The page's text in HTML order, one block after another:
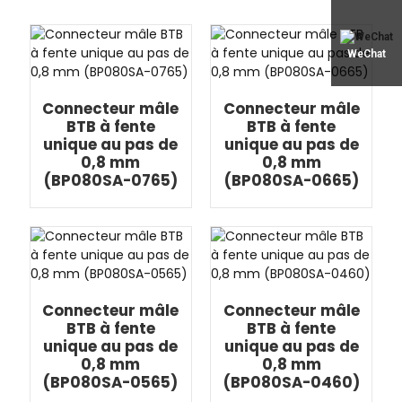
WeChat
Connecteur mâle
BTB à fente
unique au pas de
0,8 mm
(BP080SA-0765)
Connecteur mâle
BTB à fente
unique au pas de
0,8 mm
(BP080SA-0665)
Connecteur mâle
BTB à fente
unique au pas de
0,8 mm
(BP080SA-0565)
Connecteur mâle
BTB à fente
unique au pas de
0,8 mm
(BP080SA-0460)